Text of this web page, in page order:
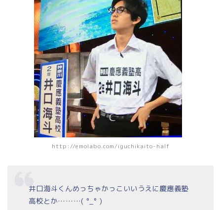
http://emolabo.com/iguchikaito-half
井口海斗くんめっちゃかっこいいうえに慶應義塾
高校とか………( °_° )